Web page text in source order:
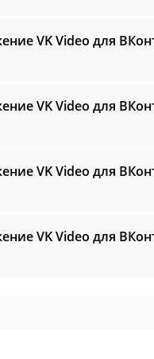
VK Video для
VK Video для
VK Video для
VK Video для